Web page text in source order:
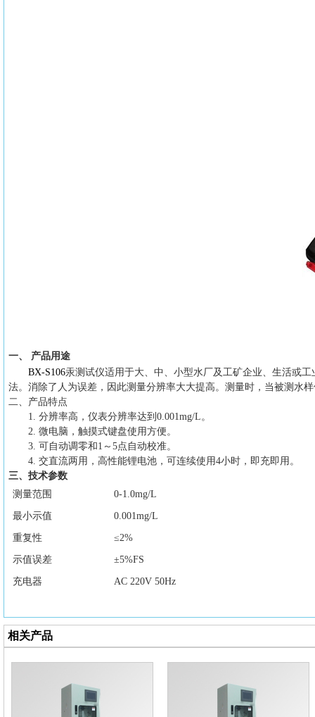
一、
产品用途
BX-S106汞测试仪适用于大、中、小型水厂及工矿企业、生活或
法。消除了人为误差，因此测量分辨率大大提高。测量时，当被测水
二、产品特点
1. 分辨率高，仪表分辨率达到0.001mg/L。
2. 微电脑，触摸式键盘使用方便。
3. 可自动调零和1～5点自动校准。
4. 交直流两用，高性能锂电池，可连续使用4小时，即充即用。
三、技术参数
测量范围
0-1.0mg/L
最小示值 0.001mg/L
重复性 ≤2%
示值误差 ±5%FS
充电器 AC 220V 50Hz
相关产品